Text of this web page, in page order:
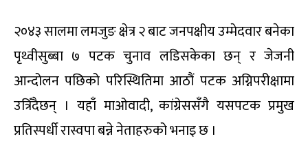
२०४३ सालमा लमजुङ क्षेत्र २ बाट जनपक्षीय उम्मेदवार बनेका
पृथ्वीसुब्बा ७ पटक चुनाव लडिसकेका छन् र जेजनी
आन्दोलन पछिको परिस्थितिमा आठौं पटक अग्निपरीक्षामा
उत्रिँदैछन् । यहाँ माओवादी, कांग्रेससँगै यसपटक प्रमुख
प्रतिस्पर्धी रास्वपा बन्ने नेताहरुको भनाइ छ ।